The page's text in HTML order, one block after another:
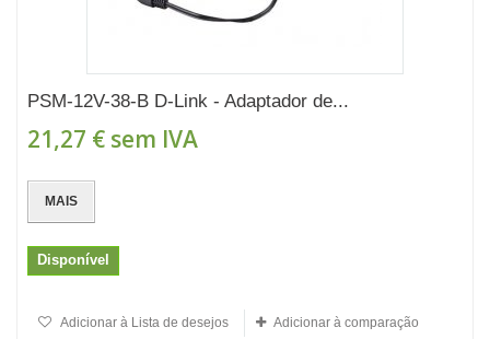
PSM-12V-38-B D-Link - Adaptador de...
21,27 € sem IVA
MAIS
Disponível
Adicionar à Lista de desejos Adicionar à comparação